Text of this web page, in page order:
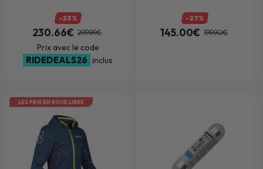
-23%
230.66€ 299.99€
Prix avec le code
RIDEDEALS26 inclus
-27%
145.00€ 199.90€
LES PRIX EN ROUE LIBRE